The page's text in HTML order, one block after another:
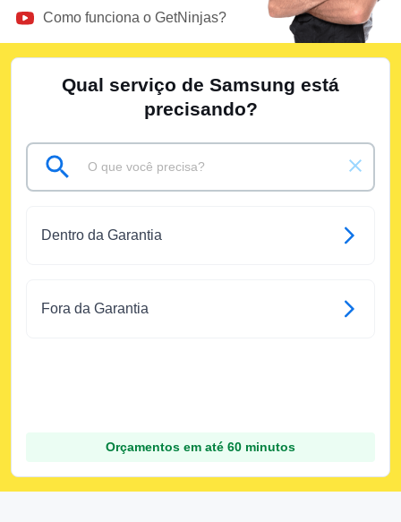
Como funciona o GetNinjas?
Qual serviço de Samsung está
precisando?
Dentro da Garantia
Fora da Garantia
Orçamentos em até 60 minutos